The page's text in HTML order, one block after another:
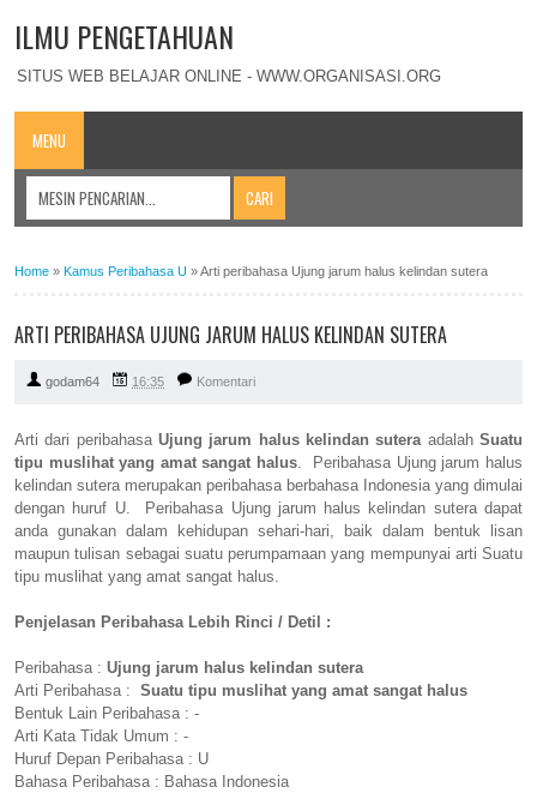
ILMU PENGETAHUAN
SITUS WEB BELAJAR ONLINE - WWW.ORGANISASI.ORG
MENU
Home » Kamus Peribahasa U »Arti peribahasa Ujung jarum halus kelindan sutera
ARTI PERIBAHASA UJUNG JARUM HALUS KELINDAN SUTERA
godam64 16:35 Komentari
Arti dari peribahasa Ujung jarum halus kelindan suteraadalahSuatu
tipu muslihat yang amat sangat halus. Peribahasa Ujung jarum halus
kelindan sutera merupakan peribahasa berbahasa Indonesia yang dimulai
dengan huruf U. Peribahasa Ujung jarum halus kelindan sutera dapat
anda gunakan dalam kehidupan sehari-hari, baik dalam bentuk lisan
maupun tulisan sebagai suatu perumpamaan yang mempunyai arti Suatu
tipu muslihat yang amat sangat halus.
Penjelasan Peribahasa Lebih Rinci / Detil :
Peribahasa : Ujung jarum halus kelindan sutera
Arti Peribahasa : Suatu tipu muslihat yang amat sangat halus
Bentuk Lain Peribahasa : -
Arti Kata Tidak Umum : -
Huruf Depan Peribahasa : U
Bahasa Peribahasa : Bahasa Indonesia